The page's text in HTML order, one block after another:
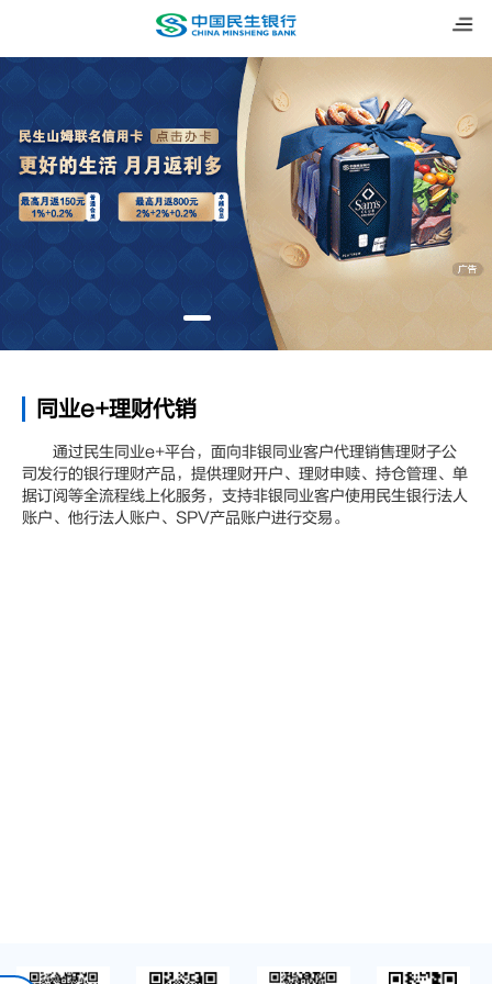
同业e+理财代销
通过民生同业e+平台，面向非银同业客户代理销售理财子公
司发行的银行理财产品，提供理财开户、理财申赎、持仓管理、单
据订阅等全流程线上化服务，支持非银同业客户使用民生银行法人
账户、他行法人账户、SPV产品账户进行交易。